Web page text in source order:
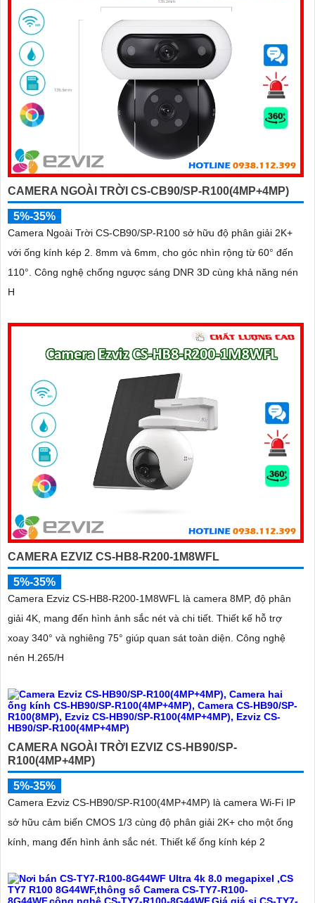
CAMERA NGOÀI TRỜI CS-CB90/SP-R100(4MP+4MP)
5%-35%
Camera Ngoài Trời CS-CB90/SP-R100 sở hữu độ phân giải 2K+
với ống kính kép 2. 8mm và 6mm, cho góc nhìn rộng từ 60° đến
110°. Công nghệ chống ngược sáng DNR 3D cùng khả năng nén
H
CAMERA EZVIZ CS-HB8-R200-1M8WFL
5%-35%
Camera Ezviz CS-HB8-R200-1M8WFL là camera 8MP, độ phân
giải 4K, mang đến hình ảnh sắc nét và chi tiết. Thiết kế hỗ trợ
xoay 340° và nghiêng 75° giúp quan sát toàn diện. Công nghệ
nén H.265/H
CAMERA NGOÀI TRỜI EZVIZ CS-HB90/SP-
R100(4MP+4MP)
5%-35%
Camera Ezviz CS-HB90/SP-R100(4MP+4MP) là camera Wi-Fi IP
sở hữu cảm biến CMOS 1/3 cùng độ phân giải 2K+ cho một ống
kính, mang đến hình ảnh sắc nét. Thiết kế ống kính kép 2